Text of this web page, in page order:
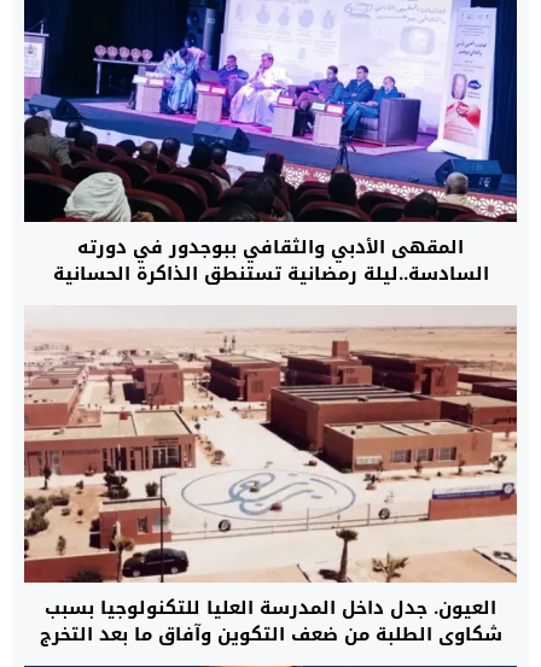
المقهى الأدبي والثقافي ببوجدور في دورته
السادسة..ليلة رمضانية تستنطق الذاكرة الحسانية
وتفكك سرديات الدراسات الكولونيالية
العيون. جدل داخل المدرسة العليا للتكنولوجيا بسبب
شكاوى الطلبة من ضعف التكوين وآفاق ما بعد التخرج